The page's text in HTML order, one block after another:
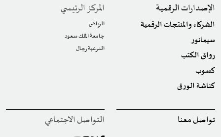
الإصدارات الرقمية
الشركاء والمنتجات الرقمية
سيمانور
رواق الكتب
كسوب
كناشة الورق
المركز الرئيسي
الرياض
جامعة الملك سعود
الدرعية رجال
تواصل معنا التواصل الاجتماعي